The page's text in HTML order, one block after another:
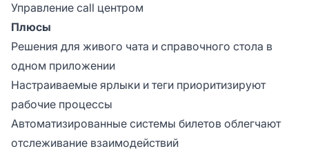
Управление call центром
Плюсы
Решения для живого чата и справочного стола в
одном приложении
Настраиваемые ярлыки и теги приоритизируют
рабочие процессы
Автоматизированные системы билетов облегчают
отслеживание взаимодействий